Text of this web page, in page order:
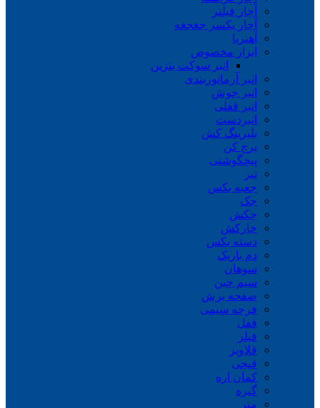
آچار فیلتر
آچار یکسر جغجغه
آهنربا
ابزار مخصوص
انبر سوکت بنزین
انبر آرماتوربندی
انبر جوش
انبر قفلی
انبردست
بلبرینگ کش
پرچ کن
پیچگوشتی
تبر
جعبه بکس
جک
چکش
خارکش
دسته بکس
دم باریک
سوهان
سیم چین
صفحه برش
فرچه سیمی
ففل
فیلر
قلاویز
قیچی
کمان اره
گیره
متر